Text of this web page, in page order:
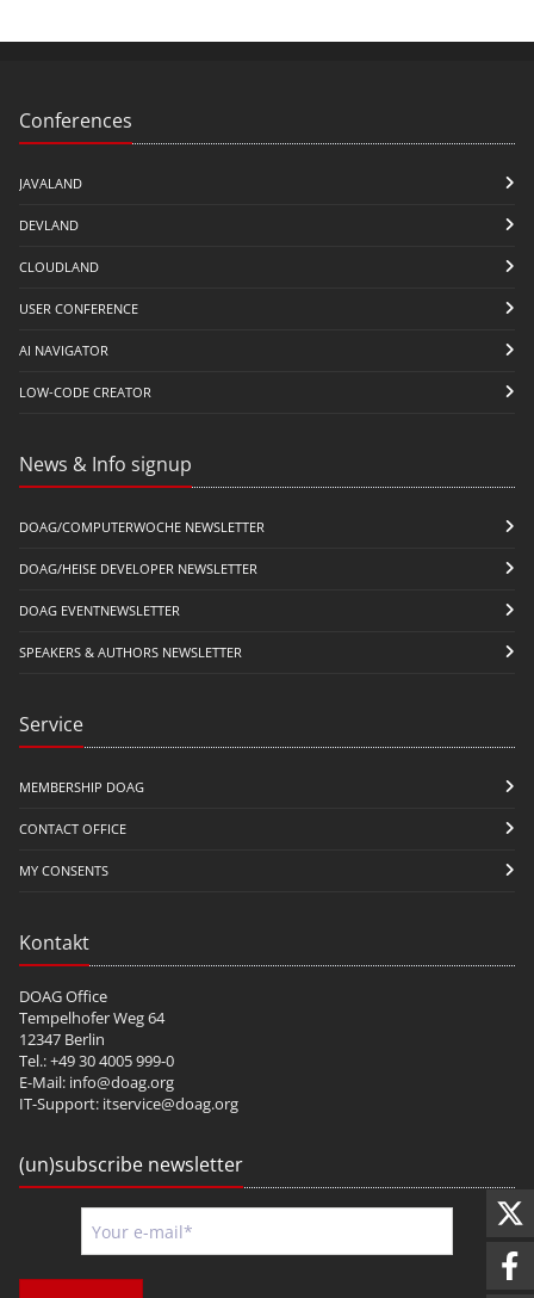
Conferences
JAVALAND
DEVLAND
CLOUDLAND
USER CONFERENCE
AI NAVIGATOR
LOW-CODE CREATOR
News & Info signup
DOAG/COMPUTERWOCHE NEWSLETTER
DOAG/HEISE DEVELOPER NEWSLETTER
DOAG EVENTNEWSLETTER
SPEAKERS & AUTHORS NEWSLETTER
Service
MEMBERSHIP DOAG
CONTACT OFFICE
MY CONSENTS
Kontakt
DOAG Office
Tempelhofer Weg 64
12347 Berlin
Tel.: +49 30 4005 999-0
E-Mail: info@doag.org
IT-Support: itservice@doag.org
(un)subscribe newsletter